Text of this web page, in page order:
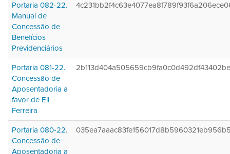
Portaria 082-22.
Manual de
Concessão de
Benefícios
Previdenciários
Portaria 081-22.
Concessão de
Aposentadoria a
favor de Eli
Ferreira
Portaria 080-22.
Concessão de
Aposentadoria a